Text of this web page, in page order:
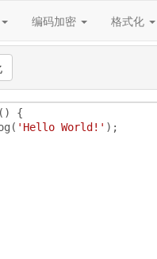
编码加密 格式化
() {
( 'Hello World!' );